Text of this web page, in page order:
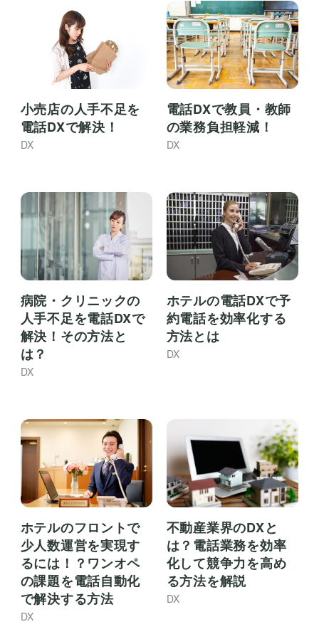
小売店の人手不足を
電話DXで解決！
DX
電話DXで教員・教師
の業務負担軽減！
DX
病院・クリニックの
人手不足を電話DXで
解決！その方法と
は？
DX
ホテルの電話DXで予
約電話を効率化する
方法とは
DX
ホテルのフロントで
少人数運営を実現す
るには！？ワンオペ
の課題を電話自動化
で解決する方法
DX
不動産業界のDXと
は？電話業務を効率
化して競争力を高め
る方法を解説
DX